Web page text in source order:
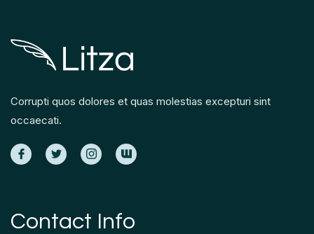
Corrupti quos dolores et quas molestias excepturi sint
occaecati.
Contact Info